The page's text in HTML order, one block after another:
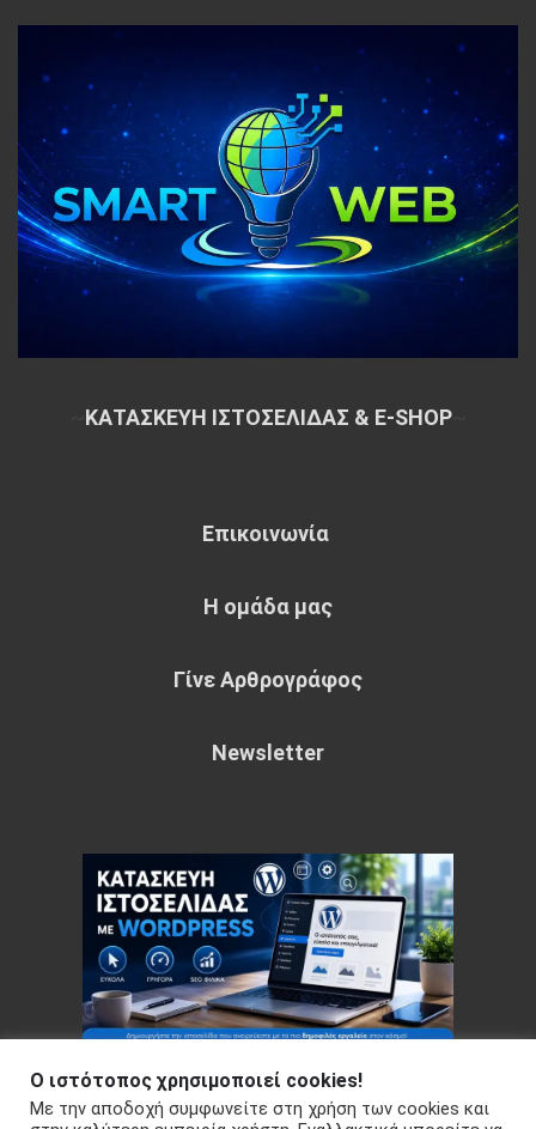
ΚΑΤΑΣΚΕΥΗ ΙΣΤΟΣΕΛΙΔΑΣ & E-SHOP~
Επικοινωνία
Η ομάδα μας
Γίνε Αρθρογράφος
Newsletter
Copyright © 2026 Your e-articles - WordPress Theme : by
Ο ιστότοπος χρησιμοποιεί cookies!
Με την αποδοχή συμφωνείτε στη χρήση των cookies και